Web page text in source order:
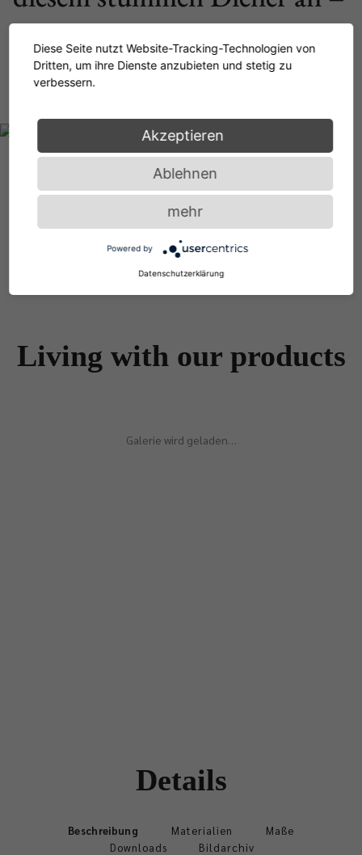
er bewahrt ihn faltenfrei bis
zum nächsten Morgen.
Living with our products
Galerie wird geladen…
Details
Beschreibung Materialien
Maße
Downloads
Bildarchiv
Diese Seite nutzt Website-Tracking-Technologien von
Dritten, um ihre Dienste anzubieten und stetig zu
verbessern.
Akzeptieren
Ablehnen
mehr
Powered by
Datenschutzerklärung